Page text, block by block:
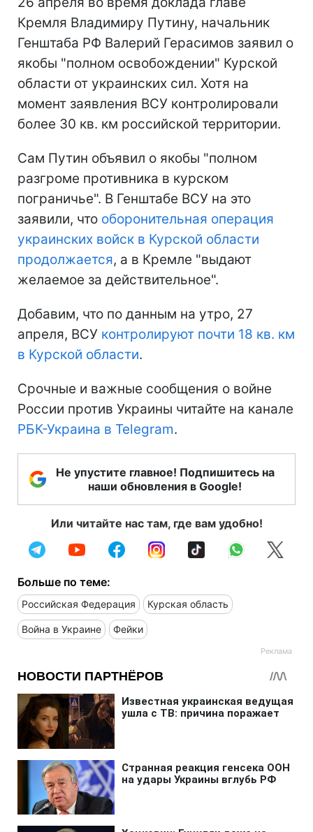
Кремля Владимиру Путину, начальник
Генштаба РФ Валерий Герасимов заявил о
якобы "полном освобождении" Курской
области от украинских сил. Хотя на
момент заявления ВСУ контролировали
более 30 кв. км российской территории.
Сам Путин объявил о якобы "полном
разгроме противника в курском
пограничье". В Генштабе ВСУ на это
заявили, что оборонительная операция
украинских войск в Курской области
продолжается, а в Кремле "выдают
желаемое за действительное".
Добавим, что по данным на утро, 27
апреля, ВСУ контролируют почти 18 кв. км
в Курской области.
Срочные и важные сообщения о войне
России против Украины читайте на канале
РБК-Украина в Telegram.
Не упустите главное! Подпишитесь на
наши обновления в Google!
Или читайте нас там, где вам удобно!
Больше по теме:
Российская Федерация Курская область
Война в Украине Фейки